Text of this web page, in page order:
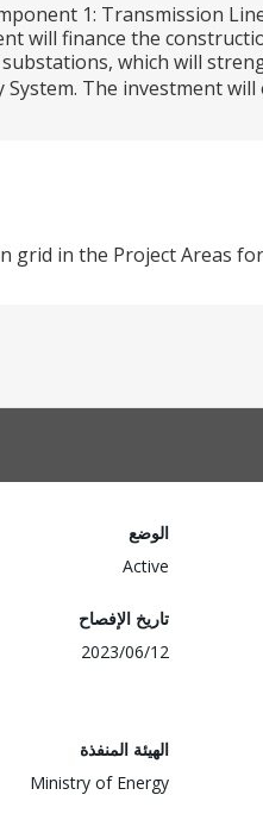
1: Transmission
will finance the
which will
The investment will
grid in the Project Areas
الوضع
Active
تاريخ الإفصاح
2023/06/12
الهيئة المنفذة
Ministry of Energy